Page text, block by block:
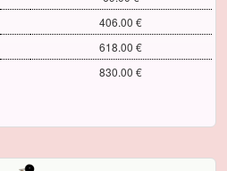
406.00 €
618.00 €
830.00 €